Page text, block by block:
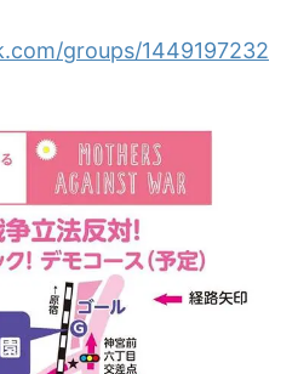
groups/1449197232